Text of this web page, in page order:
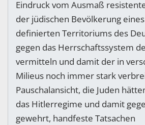
Eindruck vom Ausmaß
der jüdischen Bevölkerung
definierten Territoriums des
gegen das Herrschaftssystem
vermitteln und damit der in
Milieus noch immer stark
Pauschalansicht, die Juden
das Hitlerregime und damit
gewehrt, handfeste Tatsachen